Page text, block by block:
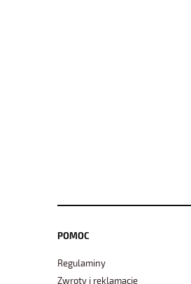
POMOC
Regulaminy
Zwroty i reklamacje